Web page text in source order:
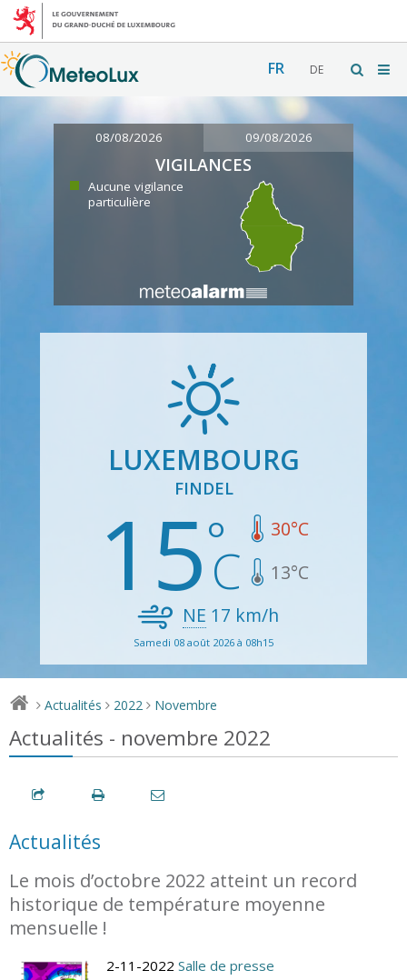
FR DE
08/08/2026 09/08/2026
VIGILANCES
Aucune vigilance
particulière
LUXEMBOURG
FINDEL
15 30°C
13°C
NE 17 km/h
Samedi 08 août 2026 à 08h15
> Actualités > 2022 > Novembre
Actualités - novembre 2022
Actualités
Le mois d’octobre 2022 atteint un record
historique de température moyenne
mensuelle !
2-11-2022 Salle de presse